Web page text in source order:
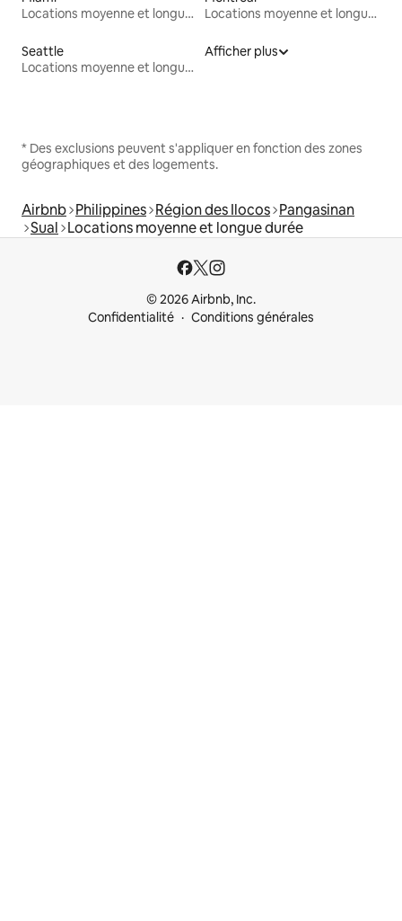
Locations moyenne et longue durée
Locations moyenne et longue durée
Seattle
Locations moyenne et longue durée
Afficher plus
* Des exclusions peuvent s'appliquer en fonction des zones
géographiques et des logements.
Airbnb Philippines Région des Ilocos Pangasinan
Sual Locations moyenne et longue durée
© 2026 Airbnb, Inc.
Confidentialité
Conditions générales